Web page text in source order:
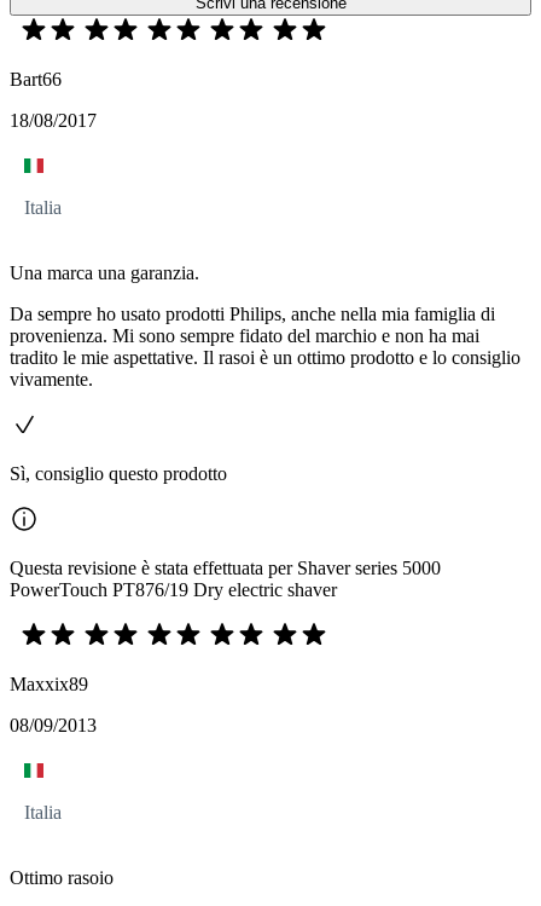
Bart66
18/08/2017
Italia
Una marca una garanzia.
Da sempre ho usato prodotti Philips, anche nella mia famiglia di
provenienza. Mi sono sempre fidato del marchio e non ha mai
tradito le mie aspettative. Il rasoi è un ottimo prodotto e lo consiglio
vivamente.
Sì, consiglio questo prodotto
Questa revisione è stata effettuata per Shaver series 5000
PowerTouch PT876/19 Dry electric shaver
Maxxix89
08/09/2013
Italia
Ottimo rasoio